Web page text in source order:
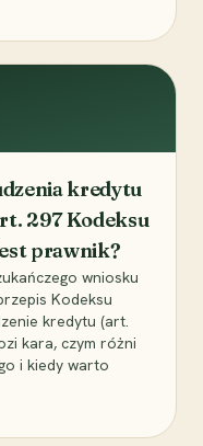
kredytu
297 Kodeksu
prawnik?
wniosku
Kodeksu
kredytu (art.
kara, czym różni
i kiedy warto